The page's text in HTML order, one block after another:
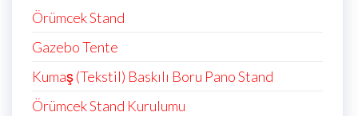
Örümcek Stand
Gazebo Tente
Kumaş (Tekstil) Baskılı Boru Pano Stand
Örümcek Stand Kurulumu